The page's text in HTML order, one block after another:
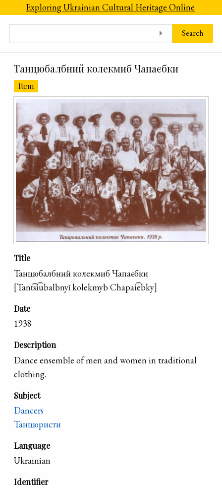
Skip to main content
Exploring Ukrainian Cultural Heritage Online
Search
Танцюбалбний колекмиб Чапаєбки
Item
Title
Танцюбалбний колекмиб Чапаєбки
[Tant͡si͡ubalbnyǐ kolekmyb Chapai͡ebky]
Date
1938
Description
Dance ensemble of men and women in traditional
clothing.
Subject
Dancers
Танцюристи
Language
Ukrainian
Identifier